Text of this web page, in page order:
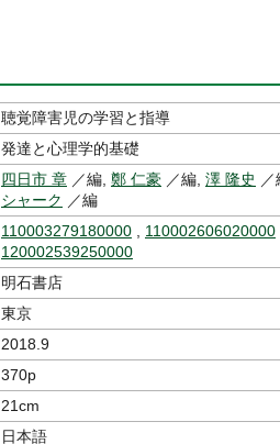
聴覚障害児の学習と指導
発達と心理学的基礎
四日市 章 ／編, 鄭 仁豪 ／編, 澤 隆史
シャーク ／編
110003279180000 110002606020000
120002539250000
明石書店
東京
2018.9
370p
21cm
日本語